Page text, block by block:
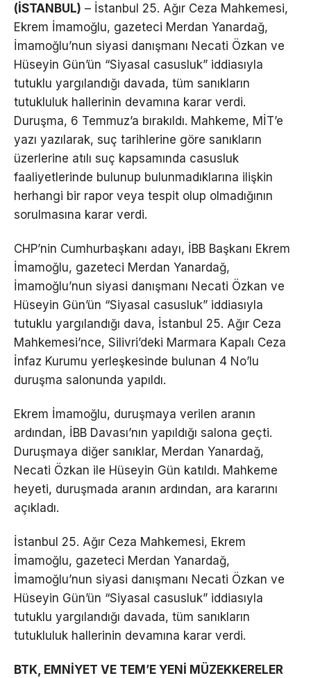
(İSTANBUL) – İstanbul 25. Ağır Ceza Mahkemesi,
Ekrem İmamoğlu, gazeteci Merdan Yanardağ,
İmamoğlu’nun siyasi danışmanı Necati Özkan ve
Hüseyin Gün’ün “Siyasal casusluk” iddiasıyla
tutuklu yargılandığı davada, tüm sanıkların
tutukluluk hallerinin devamına karar verdi.
Duruşma, 6 Temmuz’a bırakıldı. Mahkeme, MİT’e
yazı yazılarak, suç tarihlerine göre sanıkların
üzerlerine atılı suç kapsamında casusluk
faaliyetlerinde bulunup bulunmadıklarına ilişkin
herhangi bir rapor veya tespit olup olmadığının
sorulmasına karar verdi.
CHP’nin Cumhurbaşkanı adayı, İBB Başkanı Ekrem
İmamoğlu, gazeteci Merdan Yanardağ,
İmamoğlu’nun siyasi danışmanı Necati Özkan ve
Hüseyin Gün’ün “Siyasal casusluk” iddiasıyla
tutuklu yargılandığı dava, İstanbul 25. Ağır Ceza
Mahkemesi’nce, Silivri’deki Marmara Kapalı Ceza
İnfaz Kurumu yerleşkesinde bulunan 4 No’lu
duruşma salonunda yapıldı.
Ekrem İmamoğlu, duruşmaya verilen aranın
ardından, İBB Davası’nın yapıldığı salona geçti.
Duruşmaya diğer sanıklar, Merdan Yanardağ,
Necati Özkan ile Hüseyin Gün katıldı. Mahkeme
heyeti, duruşmada aranın ardından, ara kararını
açıkladı.
İstanbul 25. Ağır Ceza Mahkemesi, Ekrem
İmamoğlu, gazeteci Merdan Yanardağ,
İmamoğlu’nun siyasi danışmanı Necati Özkan ve
Hüseyin Gün’ün “Siyasal casusluk” iddiasıyla
tutuklu yargılandığı davada, tüm sanıkların
tutukluluk hallerinin devamına karar verdi.
BTK, EMNİYET VE TEM’E YENİ MÜZEKKERELER